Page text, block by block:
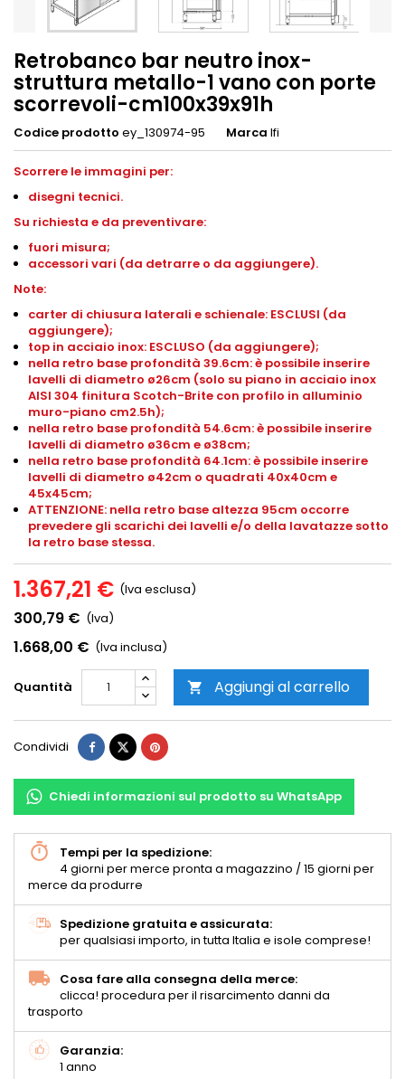
Retrobanco bar neutro inox-
struttura metallo-1 vano con porte
scorrevoli-cm100x39x91h
Codice prodotto ey_130974-95 Marca Ifi
Scorrere le immagini per:
disegni tecnici.
Su richiesta e da preventivare:
fuori misura;
accessori vari (da detrarre o da aggiungere).
Note:
carter di chiusura laterali e schienale: ESCLUSI (da
aggiungere);
top in acciaio inox: ESCLUSO (da aggiungere);
nella retro base profondità 39.6cm: è possibile inserire
lavelli di diametro ø26cm (solo su piano in acciaio inox
AISI 304 finitura Scotch-Brite con profilo in alluminio
muro-piano cm2.5h);
nella retro base profondità 54.6cm: è possibile inserire
lavelli di diametro ø36cm e ø38cm;
nella retro base profondità 64.1cm: è possibile inserire
lavelli di diametro ø42cm o quadrati 40x40cm e
45x45cm;
ATTENZIONE: nella retro base altezza 95cm occorre
prevedere gli scarichi dei lavelli e/o della lavatazze sotto
la retro base stessa.
1.367,21 € (Iva esclusa)
300,79 € (Iva)
1.668,00 € (Iva inclusa)
Quantità  Aggiungi al carrello
Condividi
Chiedi informazioni sul prodotto su WhatsApp
Tempi per la spedizione:
4 giorni per merce pronta a magazzino / 15 giorni per
merce da produrre
Spedizione gratuita e assicurata:
per qualsiasi importo, in tutta Italia e isole comprese!
Cosa fare alla consegna della merce:
clicca! procedura per il risarcimento danni da
trasporto
Garanzia:
1 anno